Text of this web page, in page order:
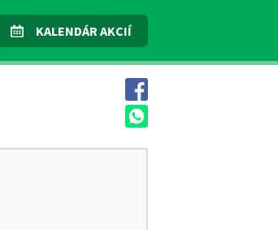
KALENDÁR AKCIÍ